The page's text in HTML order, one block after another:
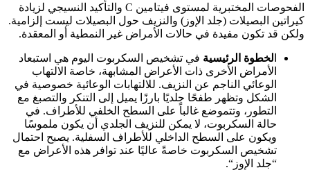
الفحوصات المختبرية لمستوى فيتامين C والتأكيد النسيجي لزيادة
كيراتين البصيلات (جلد الإوز) والنزيف حول البصيلات ليست إلزامية.
ولكن قد تكون مفيدة في حالات الأمراض غير النمطية أو المعقدة.
لخطوة الرئيسية في تشخيص السكربوت اليوم هي استبعاد
الأمراض الأخرى ذات الأعراض المشابهة، خاصة الالتهاب
الوعائي الناجم عن النزيف. للالتهابات الوعائية خصوصية في
الشكل وتظهر طفحًا جلديًا بارزًا يميل إلى التنكر والتصبغ مع
التطور، وتتموضع غالباً على السطح الخلفي للأطراف. في
حالة السكربوت، لا يمكن للنزيف الجلدي أن يكون ملموسًا
ويكون على السطح الداخلي للأطراف السفلية. يصبح احتمال
تشخيص السكربوت خاصةً عاليًا عند توافر هذه الأعراض مع
“جلد الإوز “.